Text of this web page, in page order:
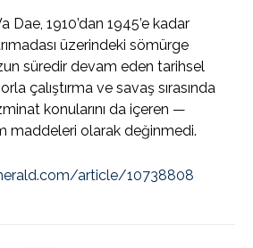
Dae, 1910’dan 1945’e kadar
üzerindeki sömürge
süredir devam eden tarihsel
çalıştırma ve savaş sırasında
konularını da içeren —
maddeleri olarak değinmedi.
article/10738808